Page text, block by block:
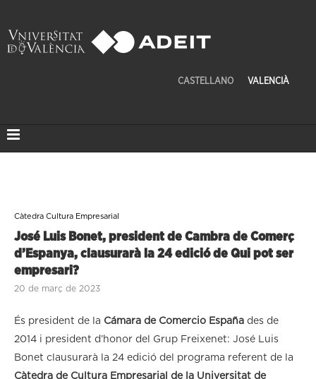
CASTELLANO VALENCIÀ
Càtedra Cultura Empresarial
José Luis Bonet, president de Cambra de Comerç
d’Espanya, clausurarà la 24 edició de Qui pot ser
empresari?
20 de març de 2023
És president de la Cámara de Comercio España des de
2014 i president d’honor del Grup Freixenet: José Luis
Bonet clausurarà la 24 edició del programa referent de la
Càtedra de Cultura Empresarial de la Universitat de